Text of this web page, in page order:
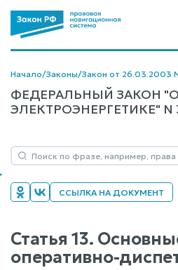
Начало/Законы/Закон от 26.03.2003
ФЕДЕРАЛЬНЫЙ ЗАКОН
ЭЛЕКТРОЭНЕРГЕТИКЕ" N
ССЫЛКА НА ДОКУМЕНТ
Статья 13.
оперативно-